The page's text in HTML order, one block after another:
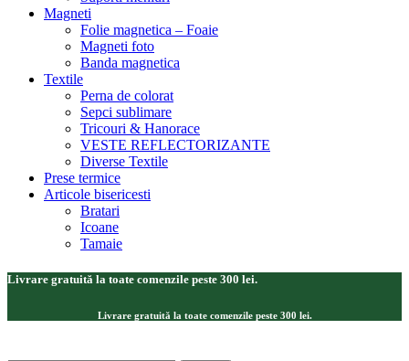
Magneti
Folie magnetica – Foaie
Magneti foto
Banda magnetica
Textile
Perna de colorat
Sepci sublimare
Tricouri & Hanorace
VESTE REFLECTORIZANTE
Diverse Textile
Prese termice
Articole bisericesti
Bratari
Icoane
Tamaie
Livrare gratuită la toate comenzile peste 300 lei.
Livrare gratuită la toate comenzile peste 300 lei.